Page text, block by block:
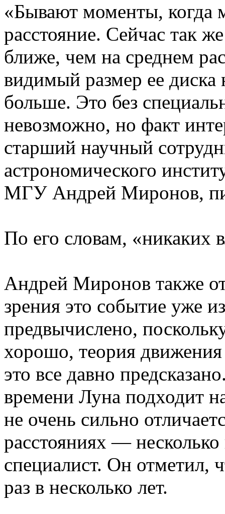
«Бывают моменты, когда
расстояние. Сейчас так
ближе, чем на среднем
видимый размер ее диска
больше. Это без
невозможно, но факт
старший научный
астрономического
МГУ Андрей Миронов,
По его словам, «никаких
Андрей Миронов также
зрения это событие уже
предвычислено,
хорошо, теория
это все давно
времени Луна подходит
не очень сильно
расстояниях —
специалист. Он отметил,
раз в несколько лет.